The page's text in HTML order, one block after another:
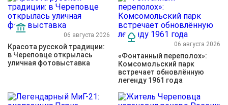
06 августа 2026
Красота русской традиции:
в Череповце открылась
уличная фотовыставка
06 августа 2026
«Фонтанный переполох»:
Комсомольский парк
встречает обновлённую
легенду 1961 года